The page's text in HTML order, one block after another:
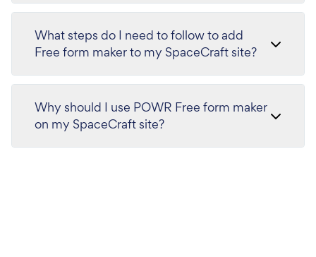
What steps do I need to follow to add
Free form maker to my SpaceCraft site?
Why should I use POWR Free form maker
on my SpaceCraft site?